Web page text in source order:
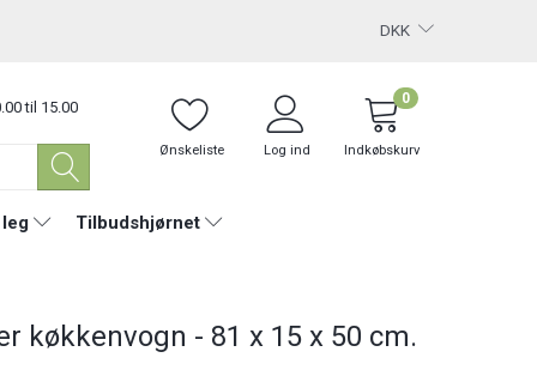
DKK
til 15.00
Ønskeliste Log ind Indkøbskurv
0
Tilbudshjørnet
køkkenvogn - 81 x 15 x 50 cm.